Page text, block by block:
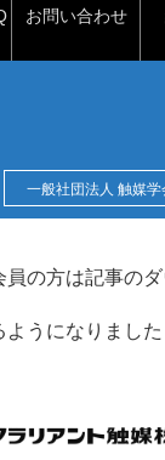
お問い合わせ
一般社団法人 触媒学
の方は記事の
うになりました